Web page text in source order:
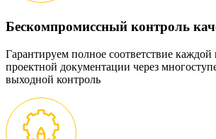
Бескомпромиссный контроль
Гарантируем полное соответствие
проектной документации через
выходной контроль